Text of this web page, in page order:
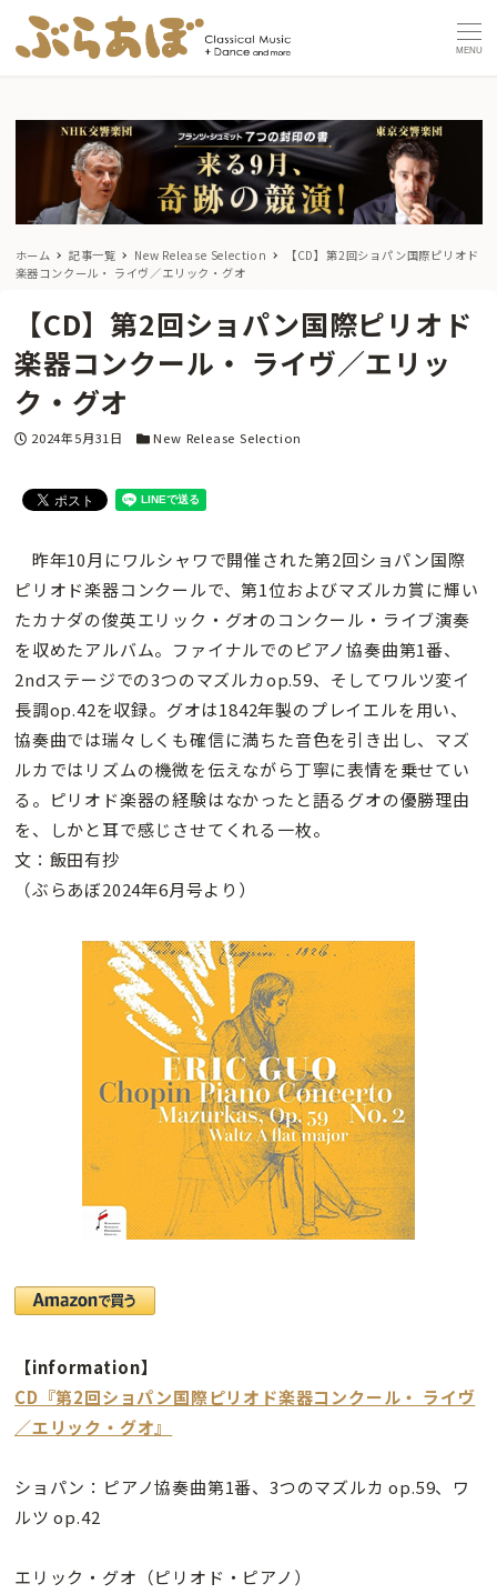
MENU
ホーム 記事一覧 New Release Selection
【CD】第2回ショパン国際ピリオド
楽器コンクール・ ライヴ／エリック・グオ
【CD】第2回ショパン国際ピリオド
楽器コンクール・ ライヴ／エリッ
ク・グオ
投稿日
2024年5月31日 カテゴリー
New Release Selection
昨年10月にワルシャワで開催された第2回ショパン国際
ピリオド楽器コンクールで、第1位およびマズルカ賞に輝い
たカナダの俊英エリック・グオのコンクール・ライブ演奏
を収めたアルバム。ファイナルでのピアノ協奏曲第1番、
2ndステージでの3つのマズルカop.59、そしてワルツ変イ
長調op.42を収録。グオは1842年製のプレイエルを用い、
協奏曲では瑞々しくも確信に満ちた音色を引き出し、マズ
ルカではリズムの機微を伝えながら丁寧に表情を乗せてい
る。ピリオド楽器の経験はなかったと語るグオの優勝理由
を、しかと耳で感じさせてくれる一枚。
文：飯田有抄
（ぶらあぼ2024年6月号より）
【information】
CD『第2回ショパン国際ピリオド楽器コンクール・ ライヴ
／エリック・グオ』
ショパン：ピアノ協奏曲第1番、3つのマズルカ op.59、ワ
ルツ op.42
エリック・グオ（ピリオド・ピアノ）